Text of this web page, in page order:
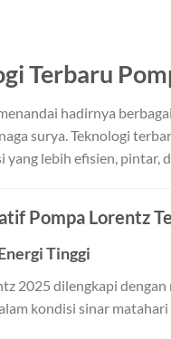
Terbaru
hadirnya
surya. Teknologi
yang lebih efisien, pintar,
Pompa Lorentz
Tinggi
2025 dilengkapi
kondisi sinar